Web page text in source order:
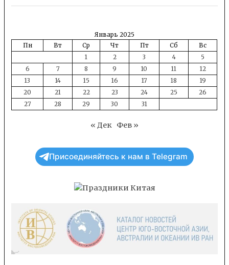
Январь 2025
Пн
Вт Ср Чт Пт Сб
Вс
1
2 3 4
5
6
7 8 9 10 11
12
13
14 15 16 17 18
19
20
21 22 23 24 25
26
27
28 29 30 31
« Дек Фев »
Присоединяйтесь к нам в Telegram